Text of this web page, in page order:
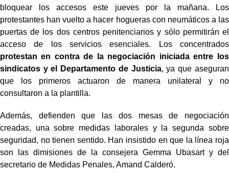
bloquear los accesos este jueves por la mañana. Los
protestantes han vuelto a hacer hogueras con neumáticos a las
puertas de los dos centros penitenciarios y sólo permitirán el
acceso de los servicios esenciales. Los concentrados
protestan en contra de la negociación iniciada entre los
sindicatos y el Departamento de Justicia, ya que aseguran
que los primeros actuaron de manera unilateral y no
consultaron a la plantilla.
Además, defienden que las dos mesas de negociación
creadas, una sobre medidas laborales y la segunda sobre
seguridad, no tienen sentido. Han insistido en que la línea roja
son las dimisiones de la consejera Gemma Ubasart y del
secretario de Medidas Penales, Amand Calderó.